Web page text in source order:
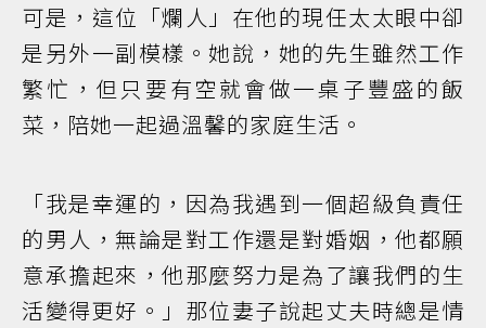
可是，這位「爛人」在他的現任太太眼中卻
是另外一副模樣。她說，她的先生雖然工作
繁忙，但只要有空就會做一桌子豐盛的飯
菜，陪她一起過溫馨的家庭生活。
「我是幸運的，因為我遇到一個超級負責任
的男人，無論是對工作還是對婚姻，他都願
意承擔起來，他那麼努力是為了讓我們的生
活變得更好。」那位妻子說起丈夫時總是情